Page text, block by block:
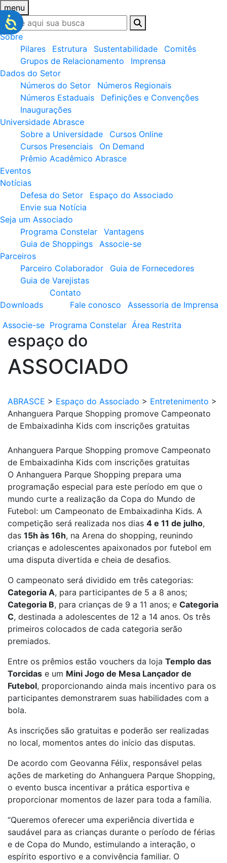
menu
Sobre
Pilares
Estrutura Sustentabilidade
Comitês
Grupos de Relacionamento
Imprensa
Dados do Setor
Números do Setor
Números Regionais
Números Estaduais
Definições e Convenções
Inaugurações
Universidade Abrasce
Sobre a Universidade
Cursos Online
Cursos Presenciais
On Demand
Prêmio Acadêmico Abrasce
Eventos
Notícias
Defesa do Setor
Espaço do Associado
Envie sua Notícia
Seja um Associado
Programa Constelar
Vantagens
Guia de Shoppings
Associe-se
Parceiros
Parceiro Colaborador
Guia de Fornecedores
Guia de Varejistas
Downloads
Contato
Fale conosco
Assessoria de Imprensa
Associe-se Programa Constelar Área Restrita
espaço do
ASSOCIADO
ABRASCE > Espaço do Associado > Entretenimento >
Anhanguera Parque Shopping promove Campeonato
de Embaixadinha Kids com inscrições gratuitas
Anhanguera Parque Shopping promove Campeonato
de Embaixadinha Kids com inscrições gratuitas
O Anhanguera Parque Shopping prepara uma
programação especial para este período em que o
mundo curte a realização da Copa do Mundo de
Futebol: um Campeonato de Embaixadinha Kids. A
competição será realizada nos dias 4 e 11 de julho,
das 15h às 16h, na Arena do shopping, reunindo
crianças e adolescentes apaixonados por futebol em
uma disputa divertida e cheia de desafios.
O campeonato será dividido em três categorias:
Categoria A, para participantes de 5 a 8 anos;
Categoria B, para crianças de 9 a 11 anos; e Categoria
C, destinada a adolescentes de 12 a 14 anos. Os três
primeiros colocados de cada categoria serão
premiados.
Entre os prêmios estão vouchers da loja Templo das
Torcidas e um Mini Jogo de Mesa Lançador de
Futebol, proporcionando ainda mais incentivo para os
participantes demonstrarem suas habilidades com a
bola.
As inscrições são gratuitas e poderão ser realizadas
no local, momentos antes do início das disputas.
De acordo com Geovanna Félix, responsável pelas
ações de marketing do Anhanguera Parque Shopping,
o evento busca incentivar a prática esportiva e
proporcionar momentos de lazer para toda a família.
“Queremos oferecer uma experiência divertida e
saudável para as crianças durante o período de férias
e de Copa do Mundo, estimulando a interação, o
espírito esportivo e a convivência familiar. O